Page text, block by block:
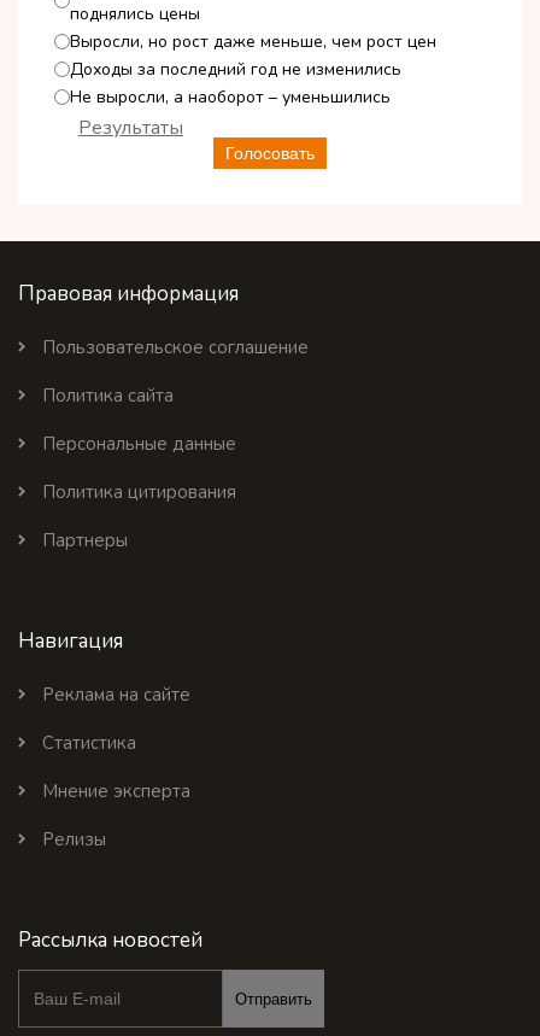
поднялись цены
Выросли, но рост даже меньше, чем рост цен
Доходы за последний год не изменились
Не выросли, а наоборот – уменьшились
Голосовать
Результаты
Правовая информация
Пользовательское соглашение
Политика сайта
Персональные данные
Политика цитирования
Партнеры
Навигация
Реклама на сайте
Статистика
Мнение эксперта
Релизы
Рассылка новостей
Отправить